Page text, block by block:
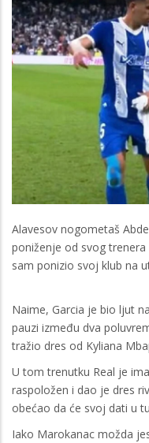
Alavesov nogometaš
poniženje od svog
sam ponizio svoj klub na
Naime, Garcia je bio ljut
pauzi između dva
tražio dres od Kyliana
U tom trenutku Real je
raspoložen i dao je dres
obećao da će svoj dati u
Iako Marokanac možda